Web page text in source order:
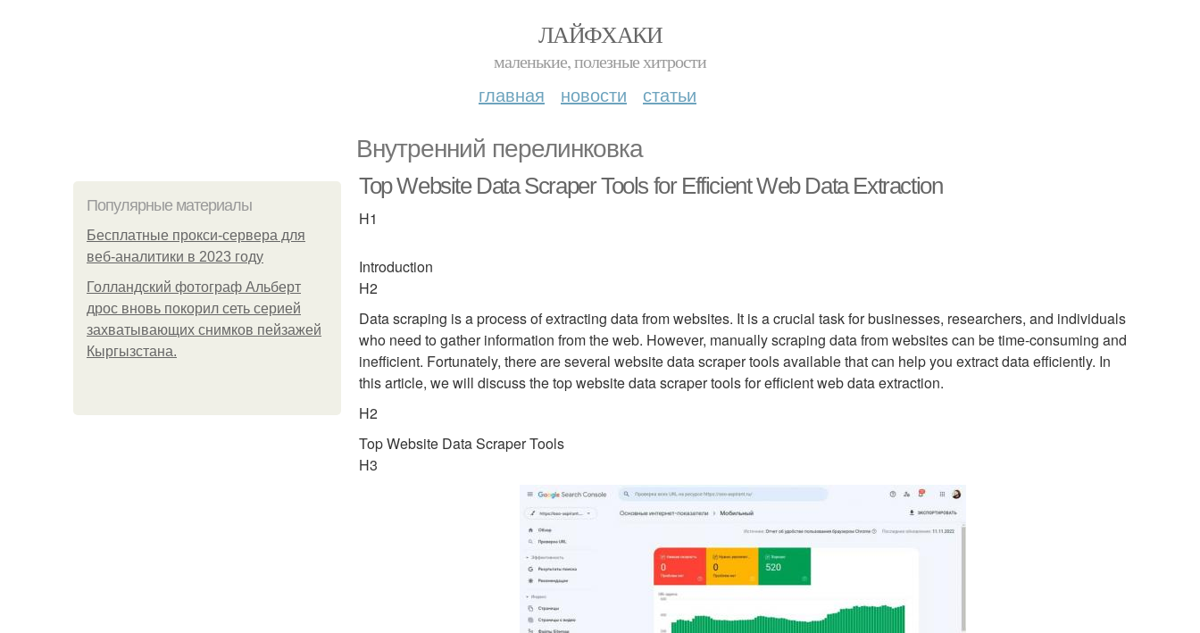
ЛАЙФХАКИ
маленькие, полезные хитрости
главная новости статьи
Внутренний перелинковка
Популярные материалы
Бесплатные прокси-сервера для
веб-аналитики в 2023 году
Голландский фотограф Альберт
дрос вновь покорил сеть серией
захватывающих снимков пейзажей
Кыргызстана.
Top Website Data Scraper Tools for Efficient Web Data Extraction
H1
Introduction
H2
Data scraping is a process of extracting data from websites. It is a crucial task for businesses, researchers, and individuals
who need to gather information from the web. However, manually scraping data from websites can be time-consuming and
inefficient. Fortunately, there are several website data scraper tools available that can help you extract data efficiently. In
this article, we will discuss the top website data scraper tools for efficient web data extraction.
H2
Top Website Data Scraper Tools
H3